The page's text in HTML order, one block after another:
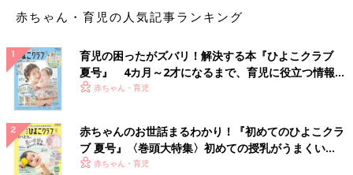
赤ちゃん・育児の人気記事ランキング
育児の困ったがズバリ！解決する本『ひよこクラブ
夏号』 4カ月～2才になるまで、育児に役立つ情報が
いっぱい！
赤ちゃん・育児
赤ちゃんのお世話まるわかり！『初めてのひよこクラ
ブ 夏号』〈巻頭大特集〉初めての授乳がうまくい
く！ おっぱい・ミルクの基本と夏のトラブル 解決テ
赤ちゃん・育児